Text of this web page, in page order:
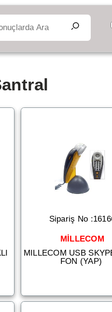
Sipariş No
MİLLECOM
MILLECOM USB
FON (YAP)